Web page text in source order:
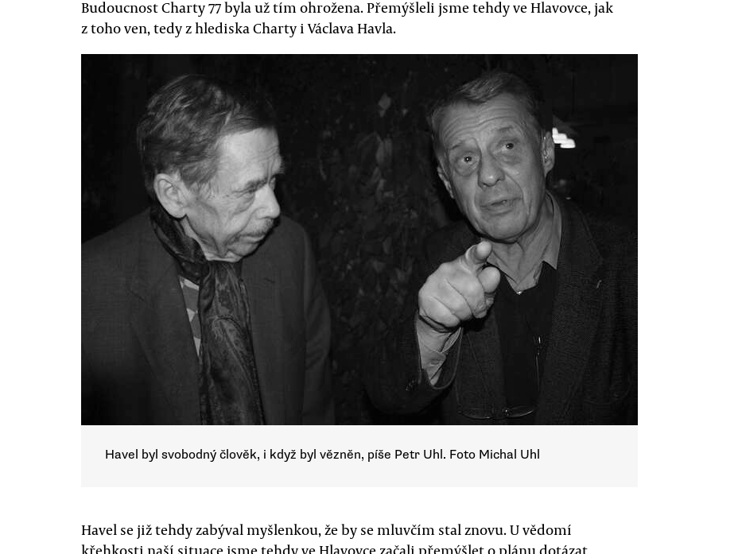
Budoucnost Charty 77 byla už tím ohrožena. Přemýšleli jsme tehdy ve Hlavovce, jak
z toho ven, tedy z hlediska Charty i Václava Havla.
Havel byl svobodný člověk, i když byl vězněn, píše Petr Uhl. Foto Michal Uhl
Havel se již tehdy zabýval myšlenkou, že by se mluvčím stal znovu. U vědomí
křehkosti naší situace jsme tehdy ve Hlavovce začali přemýšlet o plánu dotázat